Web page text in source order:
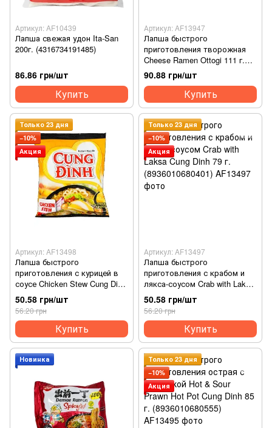
Артикул: AF10439
Лапша свежая удон Ita-San
200г. (4316734191485)
86.86 грн/шт
Купить
Артикул: AF13947
Лапша быстрого
приготовления творожная
Cheese Ramen Ottogi 111 г.
(8801045524672)
90.88 грн/шт
Купить
Только 23 дня
−10%
Акция
Артикул: AF13498
Лапша быстрого
приготовления с курицей в
соусе Chicken Stew Cung Dinh
79 г. (8936010680388)
50.58 грн/шт
56.20 грн
Купить
Только 23 дня
−10%
Акция
Артикул: AF13497
Лапша быстрого
приготовления с крабом и
лякса-соусом Crab with Laksa
Cung Dinh 79 г.
(8936010680401)
50.58 грн/шт
56.20 грн
Купить
Новинка
Только 23 дня
−10%
Акция